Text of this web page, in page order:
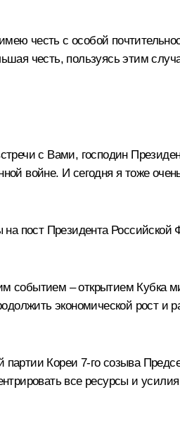
честь с особой
честь, пользуясь этим
с Вами, господин
войне. И сегодня я тоже
пост Президента
событием – открытием Кубка
экономической рост и
Кореи 7-го созыва
все ресурсы и